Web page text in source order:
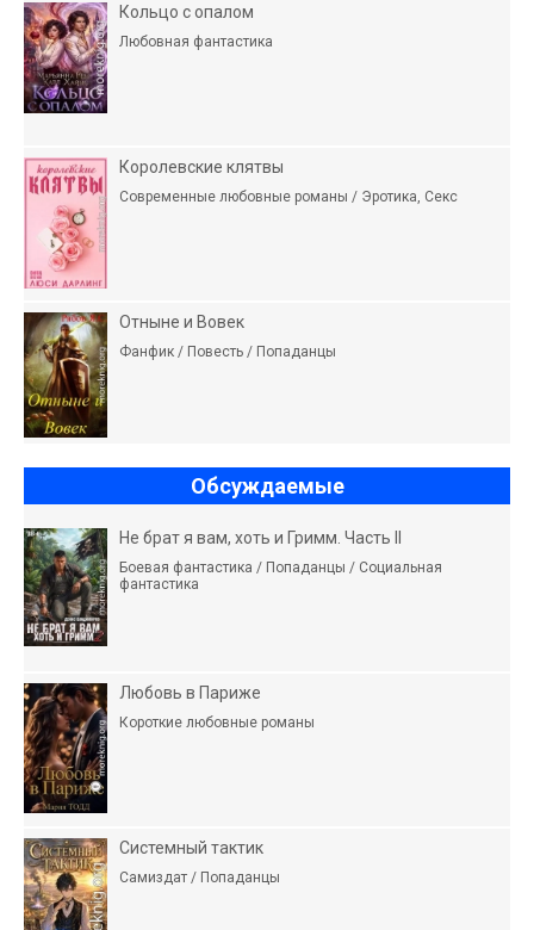
Кольцо с опалом
Любовная фантастика
Королевские клятвы
Современные любовные романы / Эротика, Секс
Отныне и Вовек
Фанфик / Повесть / Попаданцы
Обсуждаемые
Не брат я вам, хоть и Гримм. Часть II
Боевая фантастика / Попаданцы / Социальная
фантастика
Любовь в Париже
Короткие любовные романы
Системный тактик
Самиздат / Попаданцы